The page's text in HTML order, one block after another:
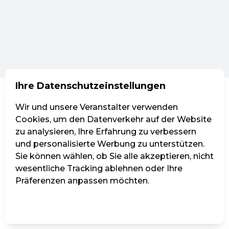
Ihre Datenschutzeinstellungen
Wir und unsere Veranstalter verwenden
Cookies, um den Datenverkehr auf der Website
zu analysieren, Ihre Erfahrung zu verbessern
und personalisierte Werbung zu unterstützen.
Sie können wählen, ob Sie alle akzeptieren, nicht
wesentliche Tracking ablehnen oder Ihre
Präferenzen anpassen möchten.